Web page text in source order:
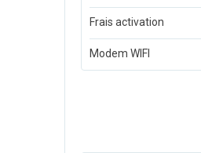
Frais activation
Modem WIFI